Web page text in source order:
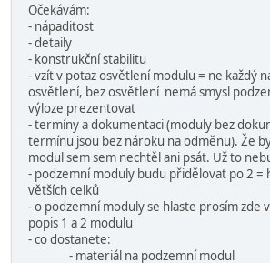
Očekávám:
- nápaditost
- detaily
- konstrukční stabilitu
- vzít v potaz osvětlení modulu = ne každý
osvětlení, bez osvětlení nemá smysl
výloze prezentovat
- termíny a dokumentaci (moduly bez
termínu jsou bez nároku na odměnu). Že
modul sem sem nechtěl ani psát. Už to
- podzemní moduly budu přidělovat po 2 =
větších celků
- o podzemní moduly se hlaste prosím zde
popis 1 a 2 modulu
- co dostanete:
- materiál na podzemní modul